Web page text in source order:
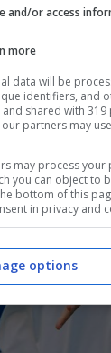
and/or access
more
data will be
identifiers, and
and shared with
our partners may
may process
you can object to
bottom of this
in privacy and
options